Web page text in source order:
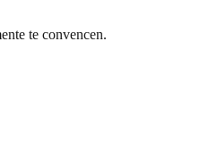
te convencen.